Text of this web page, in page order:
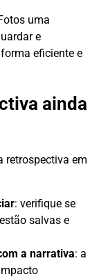
uma
e
eficiente e
ainda
retrospectiva em
: verifique se
salvas e
a narrativa: a